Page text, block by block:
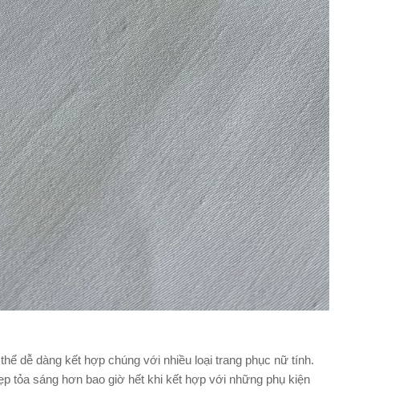
dễ dàng kết hợp chúng với nhiều loại trang phục nữ tính.
tỏa sáng hơn bao giờ hết khi kết hợp với những phụ kiện